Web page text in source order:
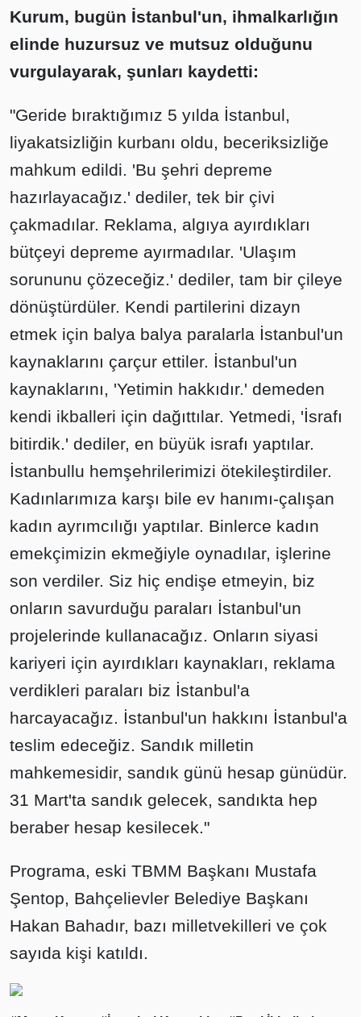
Kurum, bugün İstanbul'un, ihmalkarlığın
elinde huzursuz ve mutsuz olduğunu
vurgulayarak, şunları kaydetti:
"Geride bıraktığımız 5 yılda İstanbul,
liyakatsizliğin kurbanı oldu, beceriksizliğe
mahkum edildi. 'Bu şehri depreme
hazırlayacağız.' dediler, tek bir çivi
çakmadılar. Reklama, algıya ayırdıkları
bütçeyi depreme ayırmadılar. 'Ulaşım
sorununu çözeceğiz.' dediler, tam bir çileye
dönüştürdüler. Kendi partilerini dizayn
etmek için balya balya paralarla İstanbul'un
kaynaklarını çarçur ettiler. İstanbul'un
kaynaklarını, 'Yetimin hakkıdır.' demeden
kendi ikballeri için dağıttılar. Yetmedi, 'İsrafı
bitirdik.' dediler, en büyük israfı yaptılar.
İstanbullu hemşehrilerimizi ötekileştirdiler.
Kadınlarımıza karşı bile ev hanımı-çalışan
kadın ayrımcılığı yaptılar. Binlerce kadın
emekçimizin ekmeğiyle oynadılar, işlerine
son verdiler. Siz hiç endişe etmeyin, biz
onların savurduğu paraları İstanbul'un
projelerinde kullanacağız. Onların siyasi
kariyeri için ayırdıkları kaynakları, reklama
verdikleri paraları biz İstanbul'a
harcayacağız. İstanbul'un hakkını İstanbul'a
teslim edeceğiz. Sandık milletin
mahkemesidir, sandık günü hesap günüdür.
31 Mart'ta sandık gelecek, sandıkta hep
beraber hesap kesilecek."
Programa, eski TBMM Başkanı Mustafa
Şentop, Bahçelievler Belediye Başkanı
Hakan Bahadır, bazı milletvekilleri ve çok
sayıda kişi katıldı.